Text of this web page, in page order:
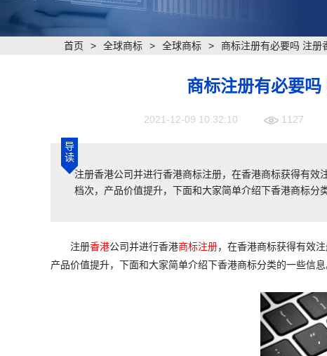
首页 > 全球商标 > 全球商标 > 商标注册有必要吗 注册
商标注册有必要
2021-12-09 10:32:10 1127
导
读
注册香港公司并进行香港商标注册，在香港商标获得有
档次，产品价值提升，下面和大家简单介绍下香港商标分
注册香港公司并进行香港商标注册，在香港商标获得有效
产品价值提升，下面和大家简单介绍下香港商标分类的一些信息